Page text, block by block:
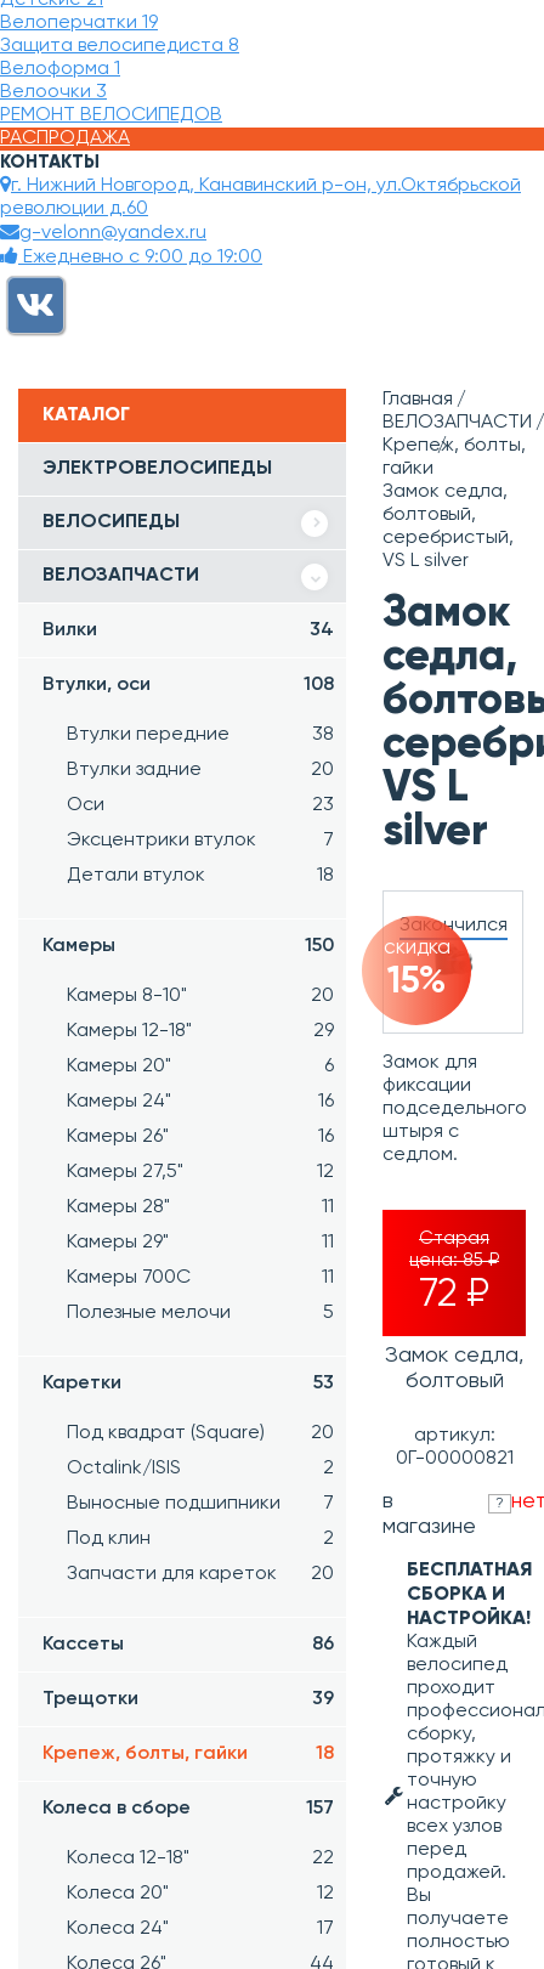
Велоперчатки 19
Защита велосипедиста 8
Велоформа 1
Велоочки 3
РЕМОНТ ВЕЛОСИПЕДОВ
РАСПРОДАЖА
КОНТАКТЫ
г. Нижний Новгород, Канавинский р-он, ул.Октябрьской
революции д.60
g-velonn@yandex.ru
Ежедневно с 9:00 до 19:00
КАТАЛОГ
ЭЛЕКТРОВЕЛОСИПЕДЫ
ВЕЛОСИПЕДЫ
ВЕЛОЗАПЧАСТИ
Вилки 34
Втулки, оси 108
Втулки передние
38
Втулки задние
20
Оси
23
Эксцентрики втулок
7
Детали втулок
18
Камеры 150
Камеры 8-10"
20
Камеры 12-18"
29
Камеры 20"
6
Камеры 24"
16
Камеры 26"
16
Камеры 27,5"
12
Камеры 28"
11
Камеры 29"
11
Камеры 700C
11
Полезные мелочи
5
Каретки 53
Под квадрат (Square)
20
Octalink/ISIS
2
Выносные подшипники
7
Под клин
2
Запчасти для кареток
20
Кассеты 86
Трещотки 39
Крепеж, болты, гайки 18
Колеса в сборе 157
Колеса 12-18"
22
Колеса 20"
12
Колеса 24"
17
Колеса 26"
44
Главная
ВЕЛОЗАПЧАСТИ
Крепеж, болты,
гайки
Замок седла,
болтовый,
серебристый,
VS L silver
Замок
седла,
VS L
silver
Закончился
скидка
15%
Замок для
фиксации
подседельного
штыря с
седлом.
Старая
цена:85 ₽
72 ₽
Замок седла,
болтовый
артикул:
0Г-00000821
в
магазине
?
БЕСПЛАТНАЯ
СБОРКА И
НАСТРОЙКА!
Каждый
велосипед
проходит
сборку,
протяжку и
точную
настройку
всех узлов
перед
продажей.
Вы
получаете
полностью